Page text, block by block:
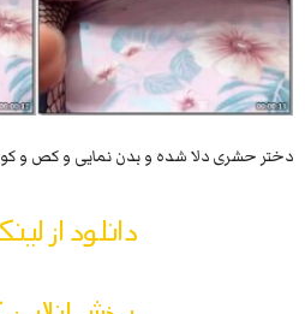
دختر حشری دلا شده و بدن نمایی و کص و
دانلود از